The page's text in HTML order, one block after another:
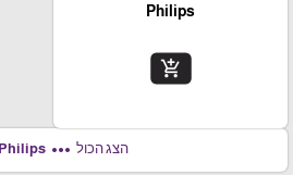
Philips
add_shopping_cart
הצג הכול more_horiz